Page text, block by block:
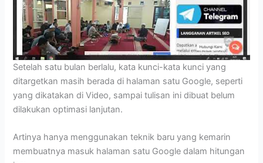
Setelah satu bulan berlalu, kata kunci-kata kunci yang
ditargetkan masih berada di halaman satu Google, seperti
yang dikatakan di Video, sampai tulisan ini dibuat belum
dilakukan optimasi lanjutan.
Artinya hanya menggunakan teknik baru yang kemarin
membuatnya masuk halaman satu Google dalam hitungan